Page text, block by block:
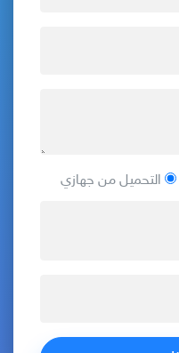
التحميل من جهازي